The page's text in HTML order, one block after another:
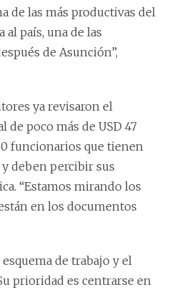
de las más productivas del
al país, una de las
de Asunción”,
ya revisaron el
poco más de USD 47
funcionarios que tienen
deben percibir sus
“Estamos mirando los
en los documentos
de trabajo y el
prioridad es centrarse en